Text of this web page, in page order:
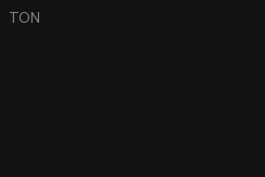
TON